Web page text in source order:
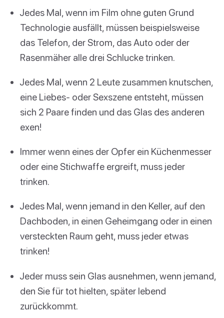
Jedes Mal, wenn im Film ohne guten Grund
Technologie ausfällt, müssen beispielsweise
das Telefon, der Strom, das Auto oder der
Rasenmäher alle drei Schlucke trinken.
Jedes Mal, wenn 2 Leute zusammen knutschen,
eine Liebes- oder Sexszene entsteht, müssen
sich 2 Paare finden und das Glas des anderen
exen!
Immer wenn eines der Opfer ein Küchenmesser
oder eine Stichwaffe ergreift, muss jeder
trinken.
Jedes Mal, wenn jemand in den Keller, auf den
Dachboden, in einen Geheimgang oder in einen
versteckten Raum geht, muss jeder etwas
trinken!
Jeder muss sein Glas ausnehmen, wenn jemand,
den Sie für tot hielten, später lebend
zurückkommt.